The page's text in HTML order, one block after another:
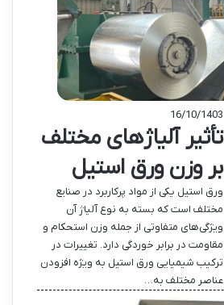
16/10/1403
تأثیر آلیاژهای مختلف
بر وزن ورق استیل
ورق استیل یکی از مواد پرکاربرد در صنایع
مختلف است که بسته به نوع آلیاژ آن
ویژگی‌های متفاوتی از جمله وزن استحکام و
مقاومت در برابر خوردگی دارد. تغییرات در
ترکیب شیمیایی ورق استیل به ویژه افزودن
عناصر مختلف به…